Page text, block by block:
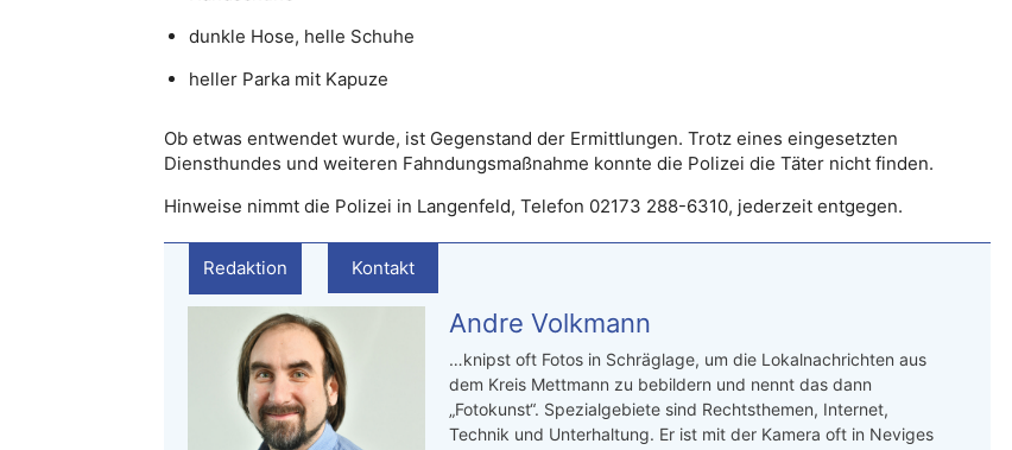
dunkle Hose, helle Schuhe
heller Parka mit Kapuze
Ob etwas entwendet wurde, ist Gegenstand der Ermittlungen. Trotz eines eingesetzten
Diensthundes und weiteren Fahndungsmaßnahme konnte die Polizei die Täter nicht finden.
Hinweise nimmt die Polizei in Langenfeld, Telefon 02173 288-6310, jederzeit entgegen.
Redaktion Kontakt
Andre Volkmann
…knipst oft Fotos in Schräglage, um die Lokalnachrichten aus
dem Kreis Mettmann zu bebildern und nennt das dann
„Fotokunst“. Spezialgebiete sind Rechtsthemen, Internet,
Technik und Unterhaltung. Er ist mit der Kamera oft in Neviges